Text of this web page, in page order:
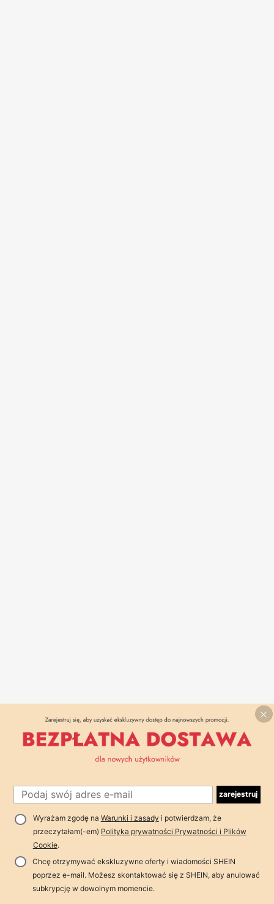
zarejestruj
Wyrażam zgodę na Warunki i zasady i potwierdzam, że
przeczytałam(-em) Polityka prywatności Prywatności i Plików
Cookie.
Chcę otrzymywać ekskluzywne oferty i wiadomości SHEIN
poprzez e-mail. Możesz skontaktować się z SHEIN, aby anulować
subkrypcję w dowolnym momencie.